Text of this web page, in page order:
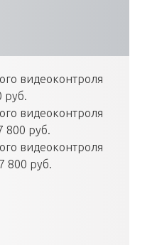
видеоконтроля
руб.
видеоконтроля
800 руб.
видеоконтроля
800 руб.